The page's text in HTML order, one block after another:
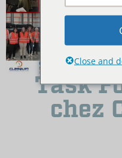
Task
chez
Close and